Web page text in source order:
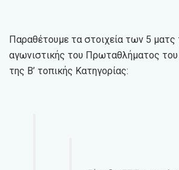
Παραθέτουμε τα στοιχεία των 5 ματς
αγωνιστικής του Πρωταθλήματος του
της Β’ τοπικής Κατηγορίας: